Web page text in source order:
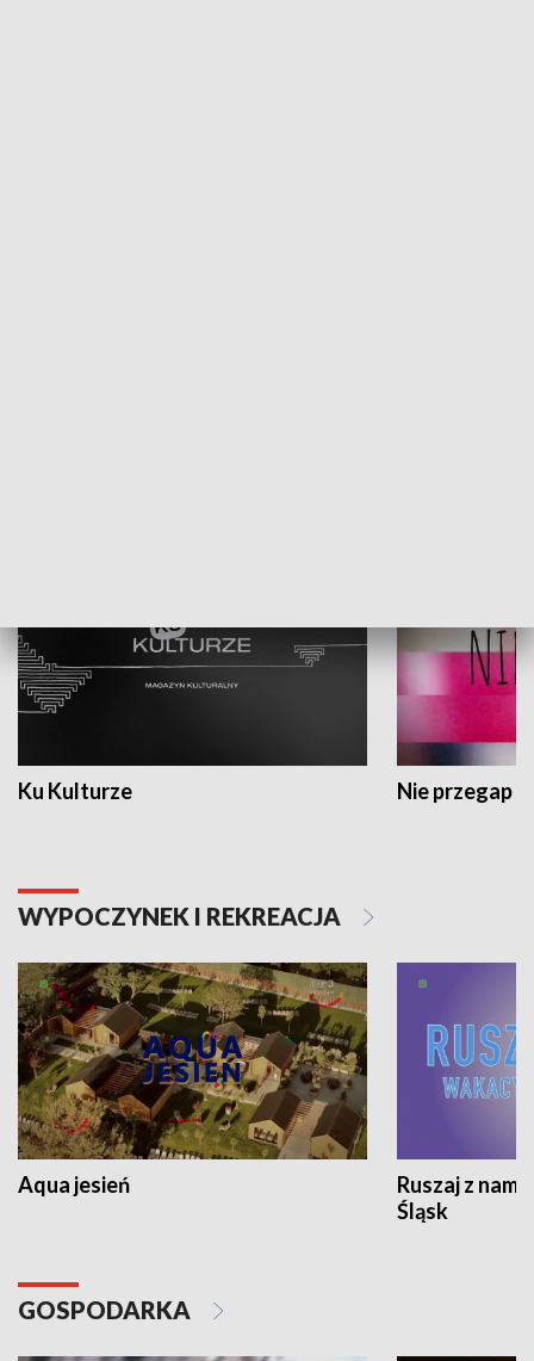
Ku Kulturze Nie przegap
WYPOCZYNEK I REKREACJA
Aqua jesień
Ruszaj z
Śląsk
GOSPODARKA